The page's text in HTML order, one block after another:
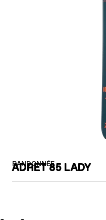
RANDONNÉE
ADRET 85 LADY